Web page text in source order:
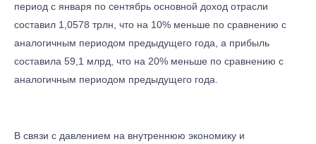
период с января по сентябрь основной доход отрасли
составил 1,0578 трлн, что на 10% меньше по сравнению с
аналогичным периодом предыдущего года, а прибыль
составила 59,1 млрд, что на 20% меньше по сравнению с
аналогичным периодом предыдущего года.
В связи с давлением на внутреннюю экономику и